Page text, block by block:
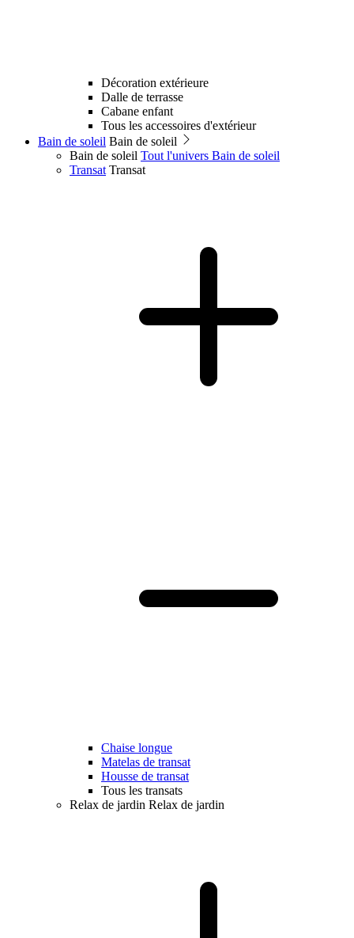
Décoration extérieure
Dalle de terrasse
Cabane enfant
Tous les accessoires d'extérieur
Bain de soleil Bain de soleil
Bain de soleil Tout l'univers Bain de soleil
Transat Transat
Chaise longue
Matelas de transat
Housse de transat
Tous les transats
Relax de jardin Relax de jardin